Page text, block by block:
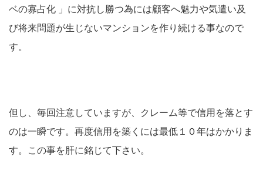
ベの寡占化 」に対抗し勝つ為には顧客へ魅力や気遣い及
び将来問題が生じないマンションを作り続ける事なので
す。
但し、毎回注意していますが、クレーム等で信用を落とす
のは一瞬です。再度信用を築くには最低１０年はかかりま
す。この事を肝に銘じて下さい。